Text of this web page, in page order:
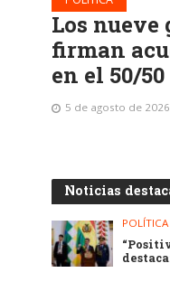
Los nueve
firman
en el 50/50
5 de agosto de 2026
Noticias
POLÍTICA